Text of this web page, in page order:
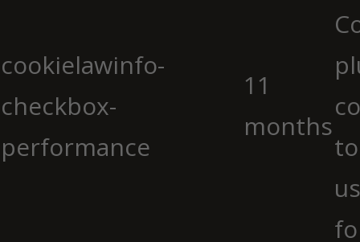
cookielawinfo-
checkbox-
performance
11
months